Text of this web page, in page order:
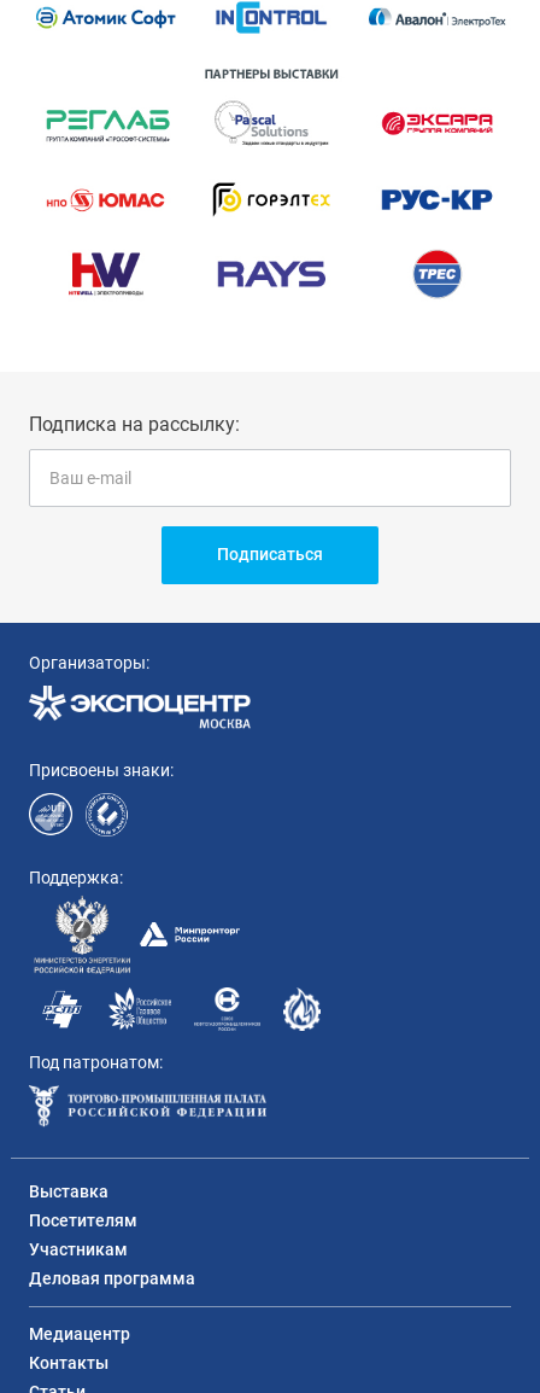
Подписка на рассылку:
Подписаться
Организаторы:
Присвоены знаки:
Поддержка:
Под патронатом:
Выставка
Посетителям
Участникам
Деловая программа
Медиацентр
Контакты